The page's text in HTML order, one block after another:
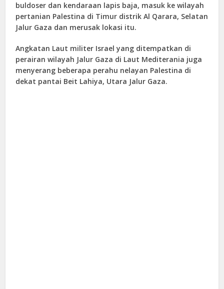
buldoser dan kendaraan lapis baja, masuk ke wilayah
pertanian Palestina di Timur distrik Al Qarara, Selatan
Jalur Gaza dan merusak lokasi itu.
Angkatan Laut militer Israel yang ditempatkan di
perairan wilayah Jalur Gaza di Laut Mediterania juga
menyerang beberapa perahu nelayan Palestina di
dekat pantai Beit Lahiya, Utara Jalur Gaza.